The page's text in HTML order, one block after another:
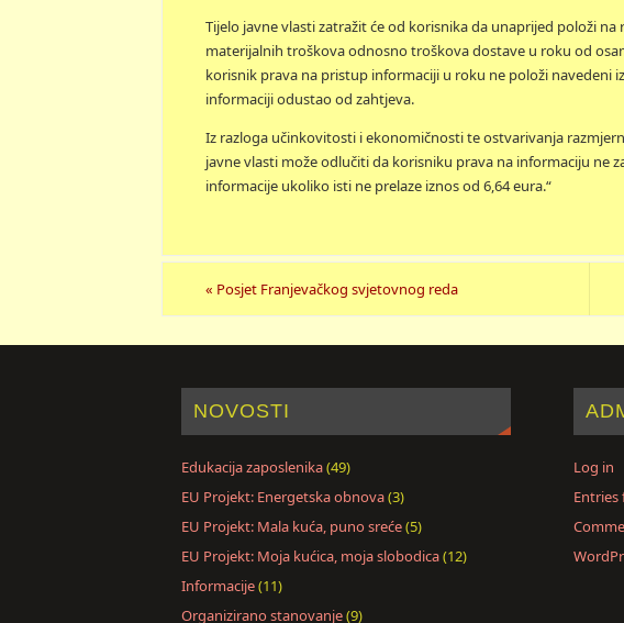
Tijelo javne vlasti zatražit će od korisnika da unaprijed položi
materijalnih troškova odnosno troškova dostave u roku od
korisnik prava na pristup informaciji u roku ne položi navedeni
informaciji odustao od zahtjeva.
Iz razloga učinkovitosti i ekonomičnosti te ostvarivanja
javne vlasti može odlučiti da korisniku prava na informaciju ne
informacije ukoliko isti ne prelaze iznos od 6,64 eura.“
« Posjet Franjevačkog svjetovnog reda
NOVOSTI
Edukacija zaposlenika(49)
EU Projekt: Energetska obnova(3)
EU Projekt: Mala kuća, puno sreće(5)
EU Projekt: Moja kućica, moja slobodica(12)
Informacije(11)
Organizirano stanovanje(9)
Log in
Entries